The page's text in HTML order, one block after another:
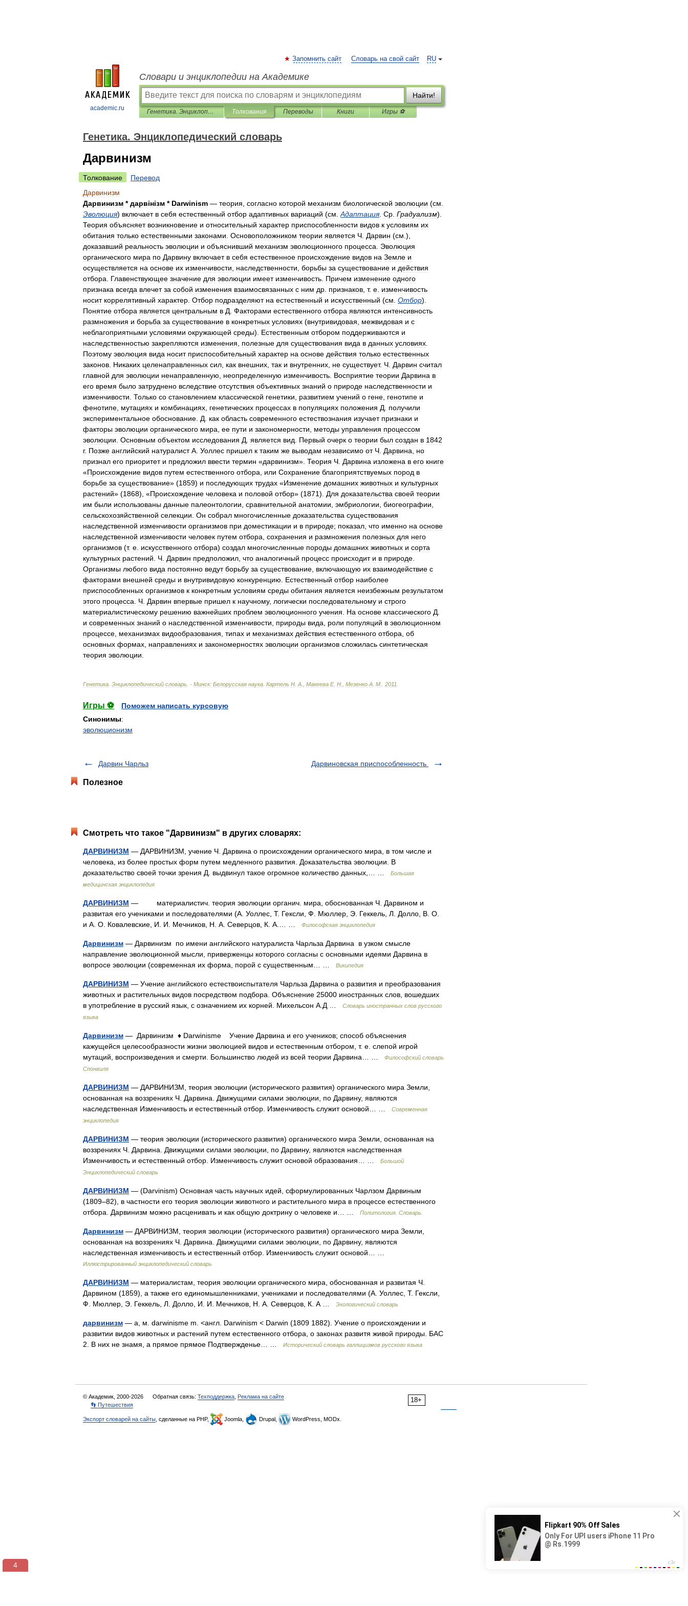
academic.ru
RU
Запомнить сайт Словарь на свой сайт
Словари и энциклопедии на Академике
Найти!
Генетика. Энциклопедический словарь Толкования Переводы Книги Игры ⚽
Генетика. Энциклопедический словарь
Дарвинизм
Толкование
Перевод
Дарвинизм
Дарвинизм *дарвінізм * Darwinism — теория согласно которой механизм биологической эволюции (см
Эволюция) включает в себя естественный отбор адаптивных вариаций (см Адаптация. Ср Градуализм).
Теория объясняет возникновение и относительный характер приспособленности видов к условиям их
обитания только естественными законами Основоположником теории является Ч Дарвин (см .),
доказавший реальность эволюции и объяснивший механизм эволюционного процесса
Эволюция
органического мира по Дарвину включает в себя естественное происхождение видов на Земле и
осуществляется на основе их изменчивости наследственности борьбы за существование и действия
отбора
Главенствующее значение для эволюции имеет изменчивость Причем изменение одного
признака всегда влечет за собой изменения взаимосвязанных с ним др признаков т. е изменчивость
носит коррелятивный характер Отбор подразделяют на естественный и искусственный (см Отбор).
Понятие отбора является центральным в Д Факторами естественного отбора являются интенсивность
размножения и борьба за существование в конкретных условиях (внутривидовая межвидовая и с
неблагоприятными условиями окружающей среды). Естественным отбором поддерживаются и
наследственностью закрепляются изменения полезные для существования вида в данных условиях
Поэтому эволюция вида носит приспособительный характер на основе действия только естественных
законов Никаких целенаправленных сил как внешних так и внутренних не существует. Ч Дарвин считал
главной для эволюции ненаправленную неопределенную изменчивость Восприятие теории Дарвина в
его время было затруднено вследствие отсутствия объективных знаний о природе наследственности и
изменчивости Только со становлением классической генетики развитием учений о гене генотипе и
фенотипе мутациях и комбинациях генетических процессах в популяциях положения Д получили
экспериментальное обоснование Д как область современного естествознания изучает признаки и
факторы эволюции органического мира ее пути и закономерности методы управления процессом
эволюции Основным объектом исследования Д является вид Первый очерк о теории был создан в 1842
г. Позже английский натуралист А Уоллес пришел к таким же выводам независимо от Ч Дарвина
но
признал его приоритет и предложил ввести термин «дарвинизм». Теория Ч Дарвина изложена в его книге
«Происхождение видов путем естественного отбора или Сохранение благоприятствуемых пород в
борьбе за существование» (1859) и последующих трудах «Изменение домашних животных и культурных
растений» (1868), «Происхождение человека и половой отбор» (1871). Для доказательства своей теории
им были использованы данные палеонтологии сравнительной анатомии эмбриологии биогеографии
сельскохозяйственной селекции Он собрал многочисленные доказательства существования
наследственной изменчивости организмов при доместикации и в природе; показал что именно на основе
наследственной изменчивости человек путем отбора сохранения и размножения полезных для него
организмов (т. е искусственного отбора) создал многочисленные породы домашних животных и сорта
культурных растений Ч Дарвин предположил что аналогичный процесс происходит и в природе
Организмы любого вида постоянно ведут борьбу за существование включающую их взаимодействие с
факторами внешней среды и внутривидовую конкуренцию Естественный отбор наиболее
приспособленных организмов к конкретным условиям среды обитания является неизбежным результатом
этого процесса Ч Дарвин впервые пришел к научному, логически последовательному и строго
материалистическому решению важнейших проблем эволюционного учения На основе классического Д
и современных знаний о наследственной изменчивости природы вида роли популяций в эволюционном
процессе механизмах видообразования типах и механизмах действия естественного отбора об
основных формах направлениях и закономерностях эволюции организмов сложилась синтетическая
теория эволюции
Генетика Энциклопедический словарь . - Минск: Белорусская наука Картель Н А Макеева Е. Н Мезенко А М 2011
Игры ⚽
Поможем написать курсовую
Синонимы:
эволюционизм
Дарвин Чарльз Дарвиновская приспособленность
Полезное
Смотреть что такое "Дарвинизм" в других словарях:
ДАРВИНИЗМ — ДАРВИНИЗМ, учение Ч. Дарвина о происхождении органического мира, в том числе и
человека, из более простых форм путем медленного развития. Доказательства эволюции. В
доказательство своей точки зрения Д. выдвинул такое огромное количество данных,… …
Большая
медицинская энциклопедия
ДАРВИНИЗМ — материалистич. теория эволюции органич. мира, обоснованная Ч. Дарвином и
развитая его учениками и последователями (А. Уоллес, Т. Гексли, Ф. Мюллер, Э. Геккель, Л. Долло, В. О.
и А. О. Ковалевские, И. И. Мечников, Н. А. Северцов, К. А.… …
Философская энциклопедия
Дарвинизм — Дарвинизм по имени английского натуралиста Чарльза Дарвина в узком смысле
направление эволюционной мысли, приверженцы которого согласны с основными идеями Дарвина в
вопросе эволюции (современная их форма, порой с существенным… …
Википедия
ДАРВИНИЗМ — Учение английского естествоиспытателя Чарльза Дарвина о развития и преобразования
животных и растительных видов посредством подбора. Объяснение 25000 иностранных слов, вошедших
в употребление в русский язык, с означением их корней. Михельсон А.Д …
Словарь иностранных слов русского
языка
Дарвинизм — Дарвинизм ♦ Darwinisme Учение Дарвина и его учеников; способ объяснения
кажущейся целесообразности жизни эволюцией видов и естественным отбором, т. е. слепой игрой
мутаций, воспроизведения и смерти. Большинство людей из всей теории Дарвина… …
Философский словарь
Спонвиля
ДАРВИНИЗМ — ДАРВИНИЗМ, теория эволюции (исторического развития) органического мира Земли,
основанная на воззрениях Ч. Дарвина. Движущими силами эволюции, по Дарвину, являются
наследственная Изменчивость и естественный отбор. Изменчивость служит основой… …
Современная
энциклопедия
ДАРВИНИЗМ — теория эволюции (исторического развития) органического мира Земли, основанная на
воззрениях Ч. Дарвина. Движущими силами эволюции, по Дарвину, являются наследственная
Изменчивость и естественный отбор. Изменчивость служит основой образования… …
Большой
Энциклопедический словарь
ДАРВИНИЗМ — (Darvinism) Основная часть научных идей, сформулированных Чарлзом Дарвиным
(1809–82), в частности его теория эволюции животного и растительного мира в процессе естественного
отбора. Дарвинизм можно расценивать и как общую доктрину о человеке и… …
Политология. Словарь.
Дарвинизм — ДАРВИНИЗМ, теория эволюции (исторического развития) органического мира Земли,
основанная на воззрениях Ч. Дарвина. Движущими силами эволюции, по Дарвину, являются
наследственная изменчивость и естественный отбор. Изменчивость служит основой… …
Иллюстрированный энциклопедический словарь
ДАРВИНИЗМ — материалистам, теория эволюции органического мира, обоснованная и развитая Ч.
Дарвином (1859), а также его единомышленниками, учениками и последователями (А. Уоллес, Т. Гексли,
Ф. Мюллер, Э. Геккель, Л. Долло, И. И. Мечников, Н. А. Северцов, К. А …
Экологический словарь
дарвинизм — а, м. darwinisme m. <англ. Darwinism < Darwin (1809 1882). Учение о происхождении и
развитии видов животных и растений путем естественного отбора, о законах развитя живой природы. БАС
2. В них не знамя, а прямое прямое Подтвержденье… …
Исторический словарь галлицизмов русского языка
18+
© Академик, 2000-2026 Обратная связь: Техподдержка Реклама на сайте
👣 Путешествия
Экспорт словарей на сайты , сделанные на PHP, Joomla, Drupal, WordPress, MODx.
3